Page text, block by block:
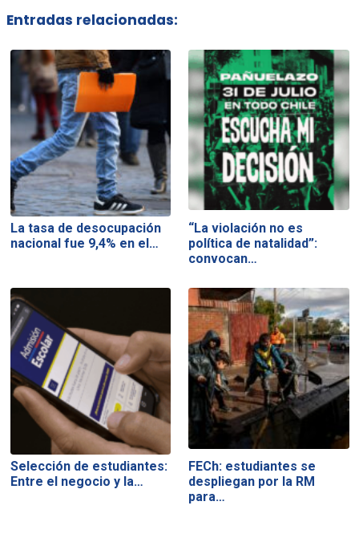
Entradas relacionadas:
La tasa de desocupación
nacional fue 9,4% en el…
“La violación no es
política de natalidad”:
convocan…
Selección de estudiantes:
Entre el negocio y la…
FECh: estudiantes se
despliegan por la RM
para…